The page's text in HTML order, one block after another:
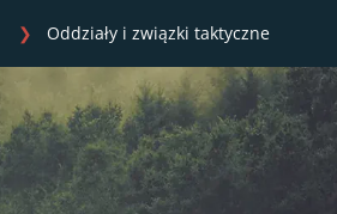
Oddziały i związki taktyczne